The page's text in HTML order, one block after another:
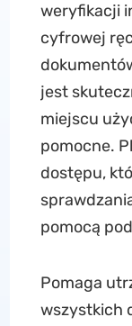
weryfikacji
cyfrowej
jest
miejscu
pomocne.
dostępu,
pomocą
Pomaga
wszystkich